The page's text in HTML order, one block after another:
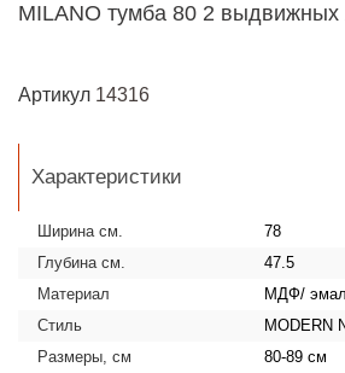
MILANO тумба 80 2
Артикул 14316
Характеристики
Ширина см.
78
Глубина см.
47.5
Материал
МДФ/
Стиль
MODERN
Размеры, см
80-89 см